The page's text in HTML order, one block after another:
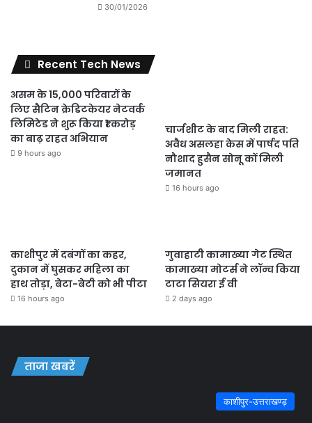
30/01/2026
Recent Tech News
असम के 15,000 परिवारों के
लिए सैटिन क्रेडिटकेयर नेटवर्क
लिमिटेड ने शुरू किया ₹1 करोड़
का बाढ़ राहत अभियान
9 hours ago
चार्जशीट के बाद मिली राहत:
अवैध असलहा केस में पार्षद पति
नौशाद हुसैन सोनू कों मिली
जमानत
16 hours ago
काशीपुर में दबंगों का कहर,
दुकान में घुसकर महिला का
हाथ तोड़ा, बेटा-बेटी को भी पीटा
16 hours ago
गुवाहाटी कामाख्या गेट स्थित
कामाख्या मोटर्स ने लॉन्च किया
टाटा सियरा ई वी
2 days ago
ताजा खबरें
काशीपुर-उत्तराखण्ड़